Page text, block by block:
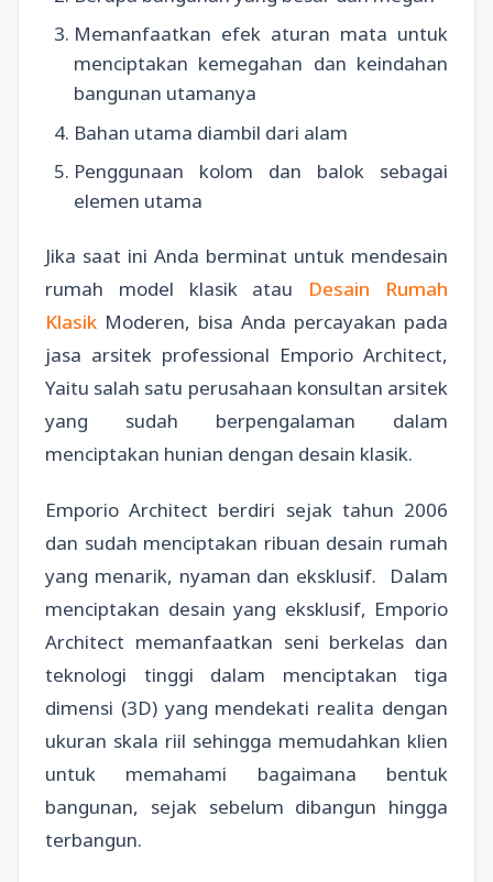
Memanfaatkan efek aturan mata untuk
menciptakan kemegahan dan keindahan
bangunan utamanya
Bahan utama diambil dari alam
Penggunaan kolom dan balok sebagai
elemen utama
Jika saat ini Anda berminat untuk mendesain
rumah model klasik atau Desain Rumah
Klasik Moderen, bisa Anda percayakan pada
jasa arsitek professional Emporio Architect,
Yaitu salah satu perusahaan konsultan arsitek
yang sudah berpengalaman dalam
menciptakan hunian dengan desain klasik.
Emporio Architect berdiri sejak tahun 2006
dan sudah menciptakan ribuan desain rumah
yang menarik, nyaman dan eksklusif. Dalam
menciptakan desain yang eksklusif, Emporio
Architect memanfaatkan seni berkelas dan
teknologi tinggi dalam menciptakan tiga
dimensi (3D) yang mendekati realita dengan
ukuran skala riil sehingga memudahkan klien
untuk memahami bagaimana bentuk
bangunan, sejak sebelum dibangun hingga
terbangun.